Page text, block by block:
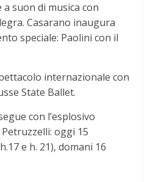
suon di musica con
Casarano inaugura
speciale: Paolini con il
internazionale con
State Ballet.
con l’esplosivo
oggi 15
e h. 21), domani 16